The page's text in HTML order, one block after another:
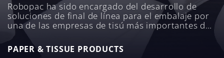
Robopac ha sido encargado del desarrollo de
soluciones de final de línea para el embalaje por
una de las empresas de tisú más importantes de
Sudamérica
PAPER & TISSUE PRODUCTS